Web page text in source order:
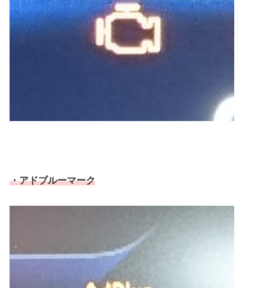
・アドブルーマーク